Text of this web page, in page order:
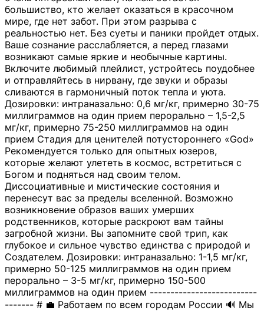
большиство, кто желает оказаться в красочном
мире, где нет забот. При этом разрыва с
реальностью нет. Без суеты и паники пройдет отдых.
Ваше сознание расслабляется, а перед глазами
возникают самые яркие и необычные картины.
Включите любимый плейлист, устройтесь поудобнее
и отправляйтесь в нирвану, где звуки и образы
сливаются в гармоничный поток тепла и уюта.
Дозировки: интраназально: 0,6 мг/кг, примерно 30-75
миллиграммов на один прием перорально – 1,5-2,5
мг/кг, примерно 75-250 миллиграммов на один
прием Стадия для ценителей потустороннего «God»
Рекомендуется только для опытных юзеров,
которые желают улететь в космос, встретиться с
Богом и подняться над своим телом.
Диссоциативные и мистические состояния и
перенесут вас за пределы вселенной. Возможно
возникновение образов ваших умерших
родственников, которые раскроют вам тайны
загробной жизни. Вы запомните свой трип, как
глубокое и сильное чувство единства с природой и
Создателем. Дозировки: интраназально: 1-1,5 мг/кг,
примерно 50-125 миллиграммов на один прием
перорально – 3-5 мг/кг, примерно 150-500
миллиграммов на один прием --------------------------
------- # 💼 Работаем по всем городам России 🔊 Мы